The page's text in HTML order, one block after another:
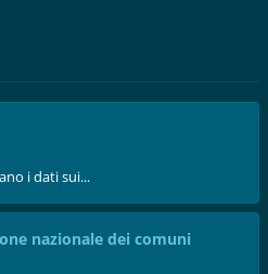
i dati sui...
nazionale dei comuni